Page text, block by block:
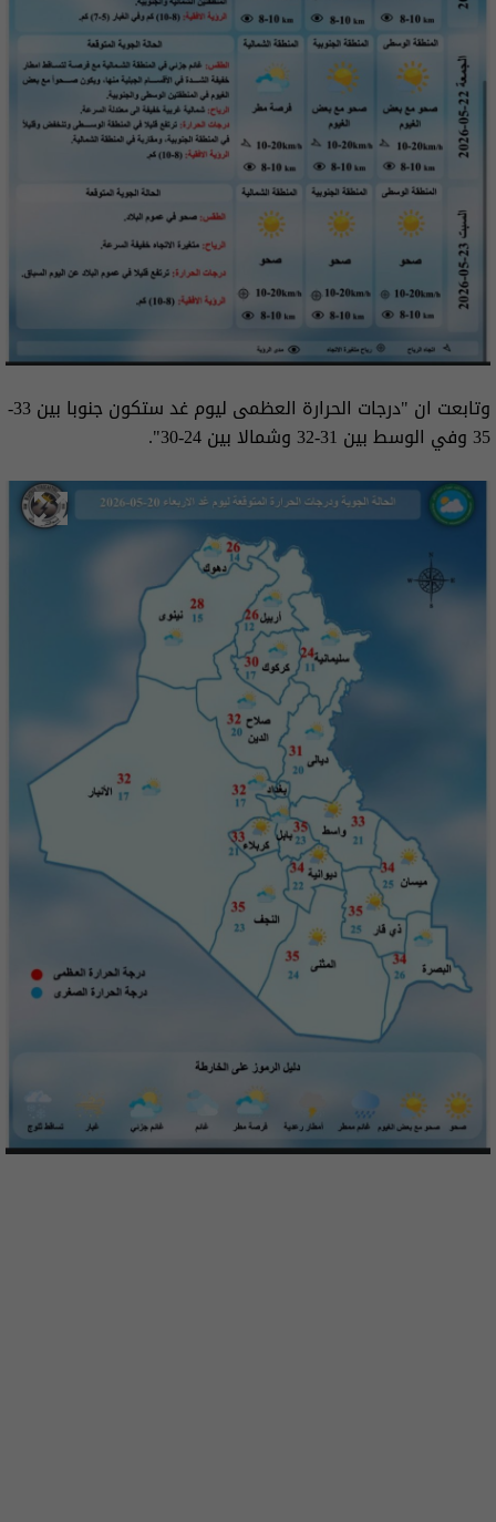
وتابعت ان "درجات الحرارة العظمى ليوم غد ستكون جنوبا بين 33-
35 وفي الوسط بين 31-32 وشمالا بين 24-30".